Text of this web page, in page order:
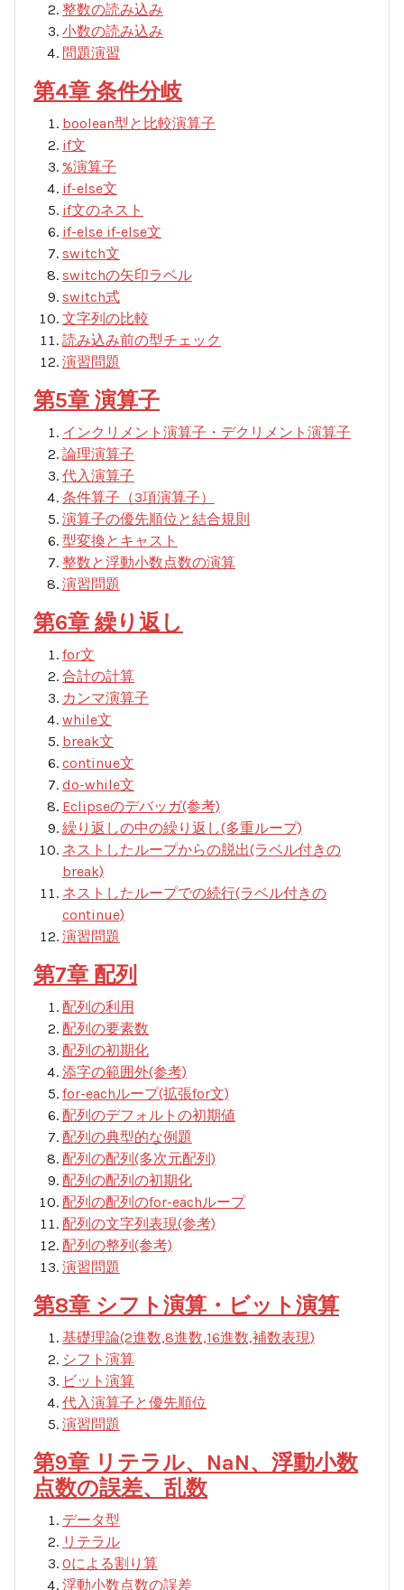
整数の読み込み
小数の読み込み
問題演習
第4章 条件分岐
boolean型と比較演算子
if文
%演算子
if-else文
if文のネスト
if-else if-else文
switch文
switchの矢印ラベル
switch式
文字列の比較
読み込み前の型チェック
演習問題
第5章 演算子
インクリメント演算子・デクリメント演算子
論理演算子
代入演算子
条件算子（3項演算子）
演算子の優先順位と結合規則
型変換とキャスト
整数と浮動小数点数の演算
演習問題
第6章 繰り返し
for文
合計の計算
カンマ演算子
while文
break文
continue文
do-while文
Eclipseのデバッガ(参考)
繰り返しの中の繰り返し(多重ループ)
ネストしたループからの脱出(ラベル付きの
break)
ネストしたループでの続行(ラベル付きの
continue)
演習問題
第7章 配列
配列の利用
配列の要素数
配列の初期化
添字の範囲外(参考)
for-eachループ(拡張for文)
配列のデフォルトの初期値
配列の典型的な例題
配列の配列(多次元配列)
配列の配列の初期化
配列の配列のfor-eachループ
配列の文字列表現(参考)
配列の整列(参考)
演習問題
第8章 シフト演算・ビット演算
基礎理論(2進数,8進数,16進数,補数表現)
シフト演算
ビット演算
代入演算子と優先順位
演習問題
第9章 リテラル、NaN、浮動小数
点数の誤差、乱数
データ型
リテラル
0による割り算
浮動小数点数の誤差